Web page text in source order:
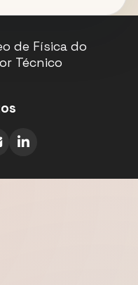
de Física do
Técnico